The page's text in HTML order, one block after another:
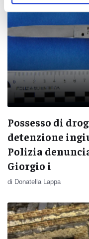
Possesso di
detenzione
Polizia
Giorgio i
di Donatella Lappa